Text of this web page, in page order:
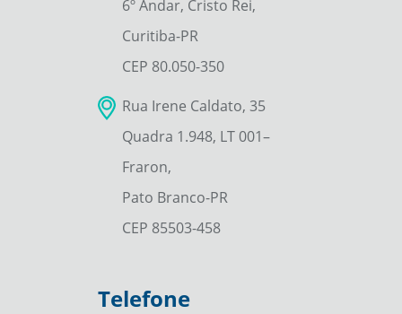
6º Andar, Cristo Rei,
Curitiba-PR
CEP 80.050-350
Rua Irene Caldato, 35
Quadra 1.948, LT 001–
Fraron,
Pato Branco-PR
CEP 85503-458
Telefone